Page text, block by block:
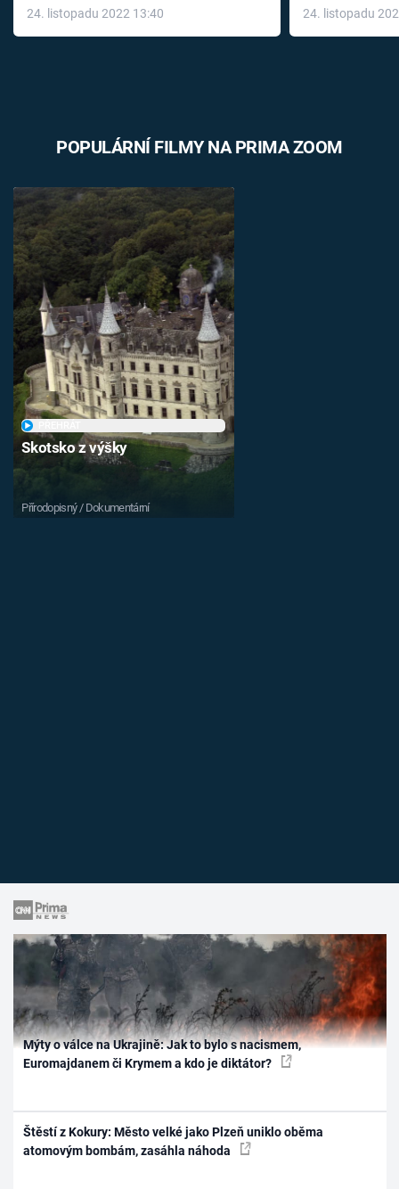
24. listopadu 2022 13:40
léky
24. listopadu
POPULÁRNÍ FILMY NA PRIMA ZOOM
Skotsko z výšky
Přírodopisný / Dokumentární
Mýty o válce na Ukrajině: Jak to bylo s nacismem,
Euromajdanem či Krymem a kdo je diktátor?
Štěstí z Kokury: Město velké jako Plzeň uniklo oběma
atomovým bombám, zasáhla náhoda